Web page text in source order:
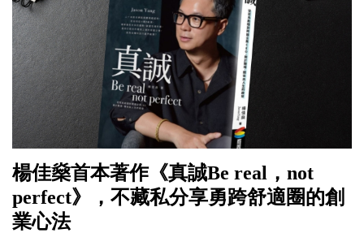
楊佳燊首本著作《真誠Be real，not
perfect》，不藏私分享勇跨舒適圈的創
業心法